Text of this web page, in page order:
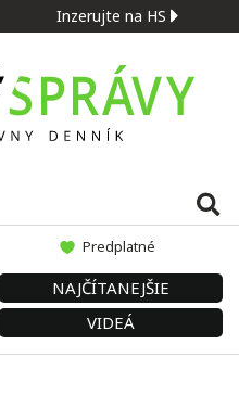
Inzerujte na HS
Predplatné
NAJČÍTANEJŠIE
VIDEÁ